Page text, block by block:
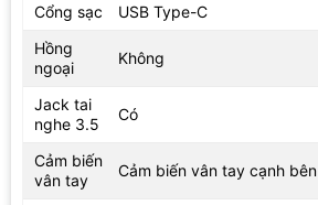
Cổng sạc
USB Type-C
Hồng
ngoại
Không
Jack tai
nghe 3.5
Có
Cảm biến
vân tay
Cảm biến vân tay cạnh bên